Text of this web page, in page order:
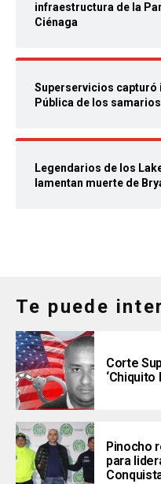
infraestructura de la
Ciénaga
Superservicios capturó
Pública de los
Legendarios de los
lamentan muerte de
Te puede
Corte
Pinocho
para